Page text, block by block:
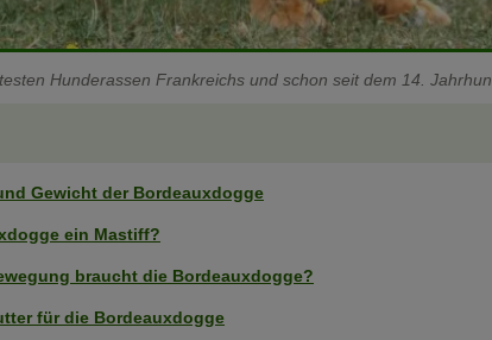
Hunderassen Frankreichs und schon seit dem 14.
Gewicht der Bordeauxdogge
ein Mastiff?
braucht die Bordeauxdogge?
für die Bordeauxdogge